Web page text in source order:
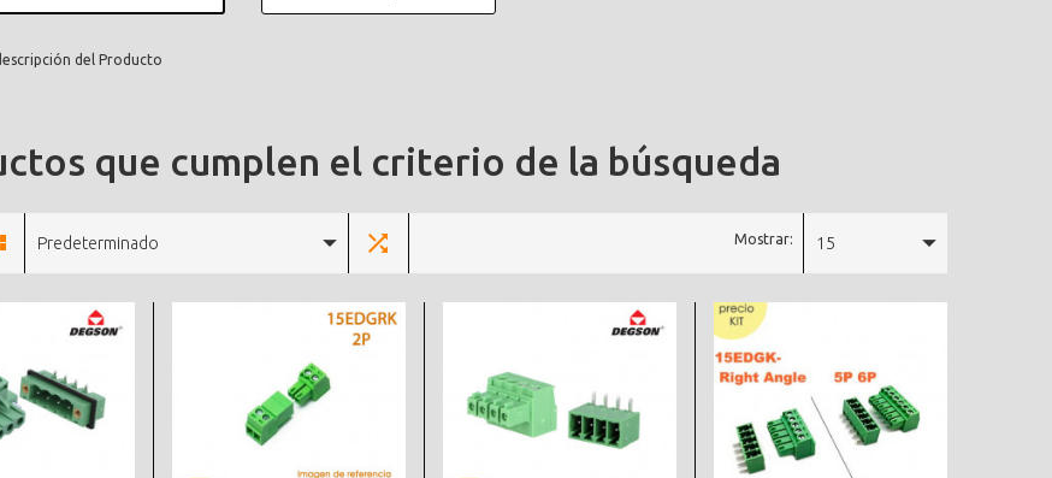
del Producto
que cumplen el criterio de la búsqueda
Predeterminado Mostrar: 15